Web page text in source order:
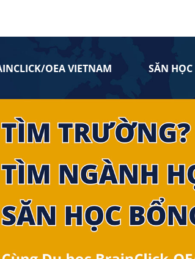
OEA VIETNAM SĂN